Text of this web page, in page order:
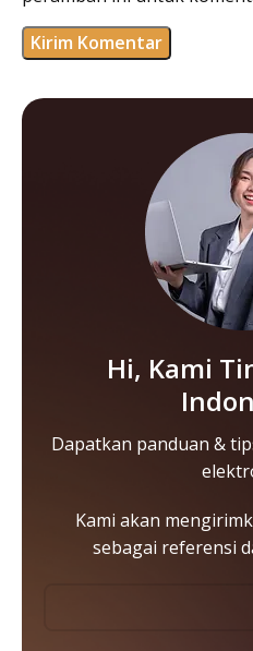
Hi, Kami
Dapatkan panduan &
Kami akan
sebagai referensi